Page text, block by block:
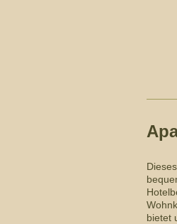
bietet